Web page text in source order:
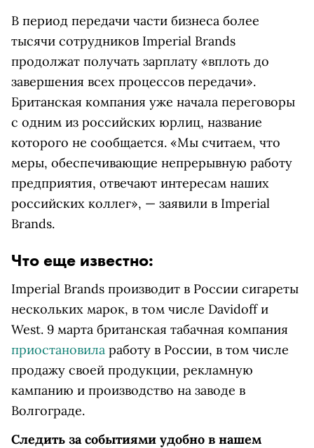
В период передачи части бизнеса более
тысячи сотрудников Imperial Brands
продолжат получать зарплату «вплоть до
завершения всех процессов передачи».
Британская компания уже начала переговоры
с одним из российских юрлиц, название
которого не сообщается. «Мы считаем, что
меры, обеспечивающие непрерывную работу
предприятия, отвечают интересам наших
российских коллег», — заявили в Imperial
Brands.
Что еще известно:
Imperial Brands производит в России сигареты
нескольких марок, в том числе Davidoff и
West. 9 марта британская табачная компания
приостановила работу в России, в том числе
продажу своей продукции, рекламную
кампанию и производство на заводе в
Волгограде.
Следить за событиями удобно в нашем